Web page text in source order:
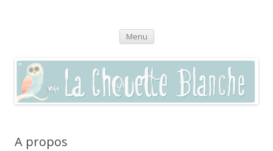
enseignement autour du bien-être
(dans le Gard 30250) et par visio en zoom
Menu Aller
au
A propos